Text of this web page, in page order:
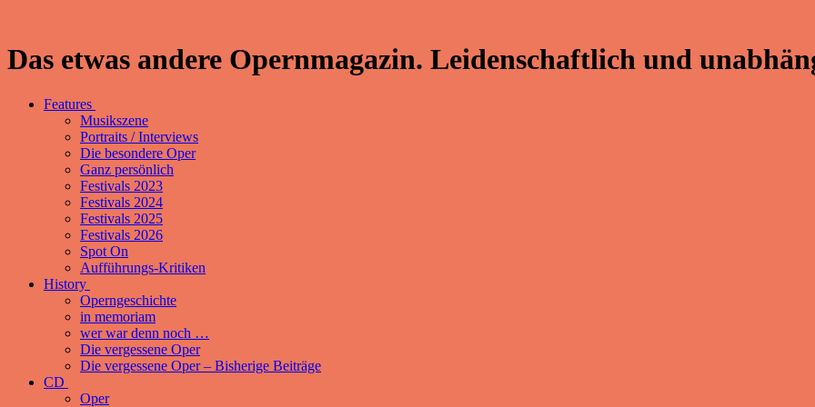
Das etwas andere Opernmagazin. Leidenschaftlich und
Features
Musikszene
Portraits / Interviews
Die besondere Oper
Ganz persönlich
Festivals 2023
Festivals 2024
Festivals 2025
Festivals 2026
Spot On
Aufführungs-Kritiken
History
Operngeschichte
in memoriam
wer war denn noch …
Die vergessene Oper
Die vergessene Oper – Bisherige Beiträge
CD
Oper